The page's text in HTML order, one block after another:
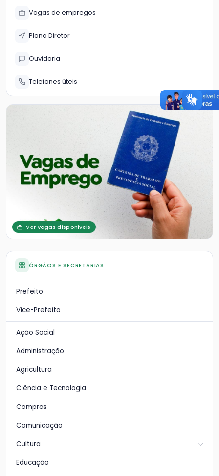
Vagas de empregos
Plano Diretor
Ouvidoria
Telefones úteis
Ver vagas disponíveis
ÓRGÃOS E SECRETARIAS
Prefeito
Vice-Prefeito
Ação Social
Administração
Agricultura
Ciência e Tecnologia
Compras
Comunicação
Cultura
Educação